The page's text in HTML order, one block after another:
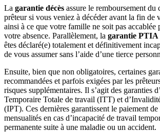
La garantie décès assure le remboursement du
prêteur si vous veniez à décéder avant la fin de
ainsi à ce que votre famille ne soit pas accablée
votre absence. Parallèlement, la garantie PTIA
êtes déclaré(e) totalement et définitivement
de vous assumer sans l’aide d’une tierce
Ensuite, bien que non obligatoires, certaines
recommandées et parfois exigées par les
risques supplémentaires. Il s’agit des garanties
Temporaire Totale de travail (ITT) et
(IPT). Ces dernières garantissent le paiement
mensualités en cas d’incapacité de travail
permanente suite à une maladie ou un accident.